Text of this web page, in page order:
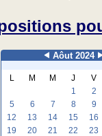
Aôut 2024
L M M J
V
1
2
5
6 7 8
9
12
13 14 15
16
19
20 21 22
23